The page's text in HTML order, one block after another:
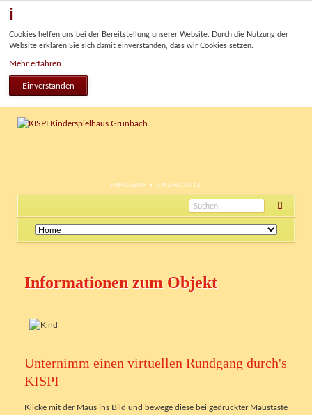
Cookies helfen uns bei der Bereitstellung unserer Website. Durch die Nutzung der
Website erklären Sie sich damit einverstanden, dass wir Cookies setzen.
Mehr erfahren
Einverstanden
NAVIGATION
IMPRESSUM DATENSCHUTZ
Navigation
überspringen
Informationen zum Objekt
Unternimm einen virtuellen Rundgang durch's
KISPI
Klicke mit der Maus ins Bild und bewege diese bei gedrückter Maustaste